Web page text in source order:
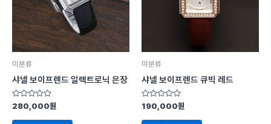
미분류
샤넬 보이프렌드 일렉트로닉 은장
5
에
280,000원
미분류
샤넬 보이프렌드 큐빅 레드
5
에
190,000원